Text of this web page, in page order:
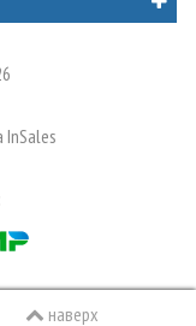
InSales
наверх